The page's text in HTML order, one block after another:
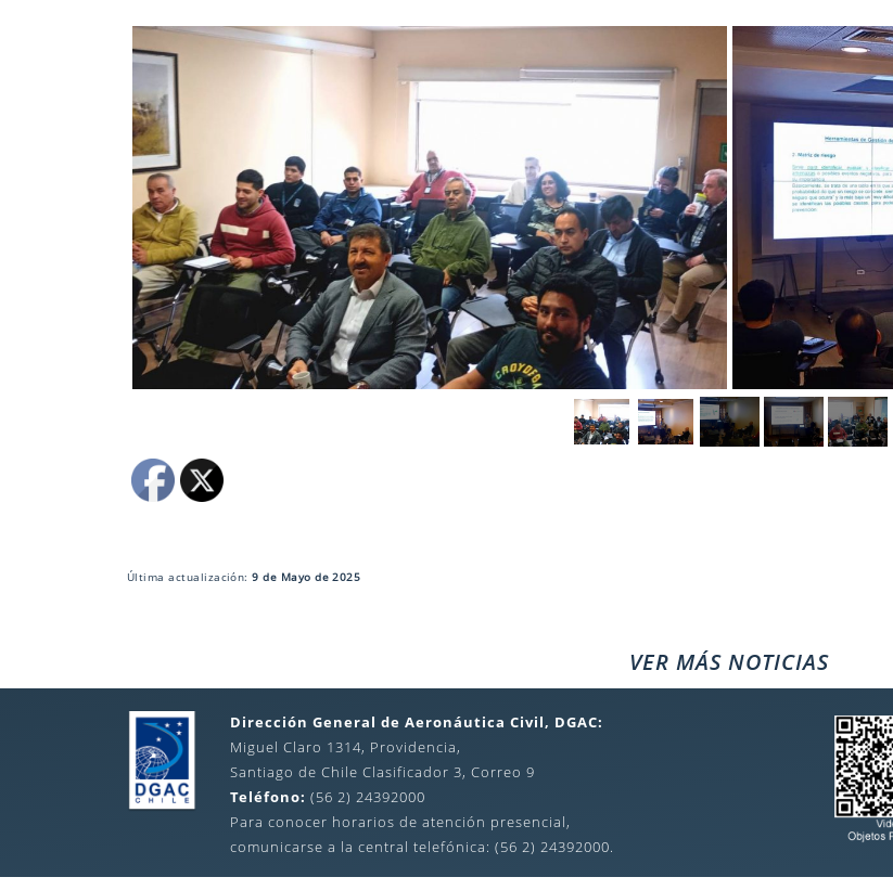
Última actualización:9 de Mayo de 2025
VER MÁS NOTICIAS
Dirección General de Aeronáutica Civil, DGAC:
Miguel Claro 1314, Providencia,
Santiago de Chile Clasificador 3, Correo 9
Teléfono: (56 2) 24392000
Para conocer horarios de atención presencial,
comunicarse a la central telefónica: (56 2) 24392000.